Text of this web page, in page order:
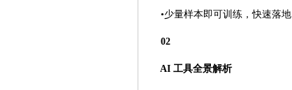
•少量样本即可训练，快速落地
02
AI 工具全景解析